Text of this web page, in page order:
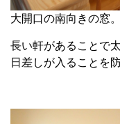
大開口の南向きの窓。
長い軒があることで
日差しが入ることを